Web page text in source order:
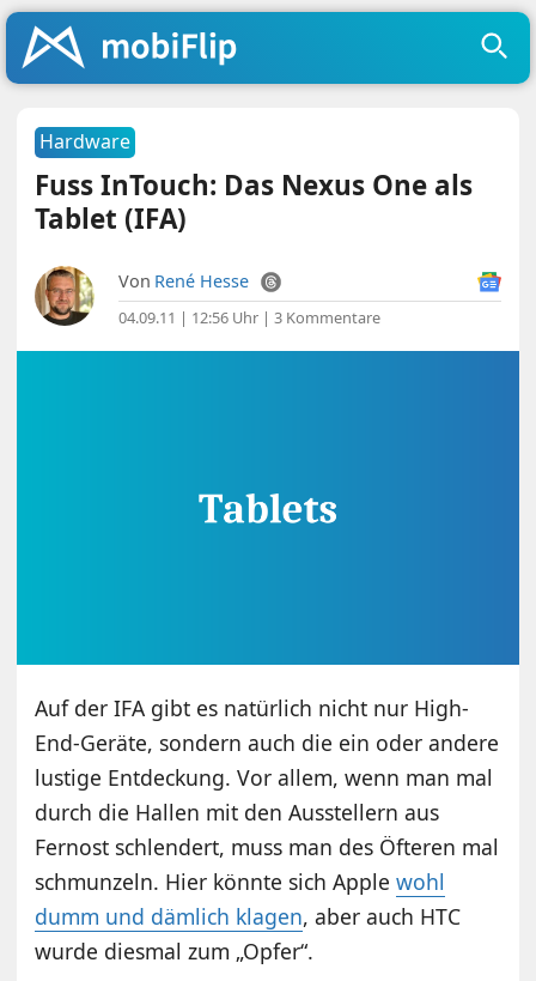
Hardware
Fuss InTouch: Das Nexus One als
Tablet (IFA)
Von René Hesse
04.09.11 | 12:56 Uhr |3 Kommentare
Auf der IFA gibt es natürlich nicht nur High-
End-Geräte, sondern auch die ein oder andere
lustige Entdeckung. Vor allem, wenn man mal
durch die Hallen mit den Ausstellern aus
Fernost schlendert, muss man des Öfteren mal
schmunzeln. Hier könnte sich Applewohl
dumm und dämlich klagen, aber auch HTC
wurde diesmal zum „Opfer“.